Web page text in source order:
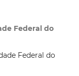
Federal do
Federal do